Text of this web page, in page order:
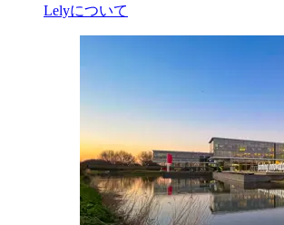
Lelyについて